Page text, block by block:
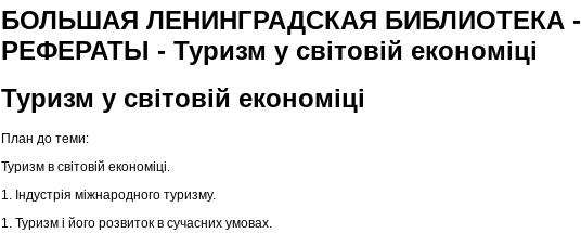
БОЛЬШАЯ ЛЕНИНГРАДСКАЯ БИБЛИОТЕКА -
РЕФЕРАТЫ - Туризм у світовій економіці
Туризм у світовій економіці
План до теми:
Туризм в світовій економіці.
1. Індустрія міжнародного туризму.
1. Туризм і його розвиток в сучасних умовах.